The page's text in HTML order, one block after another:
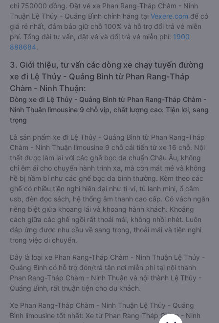
chỉ 750000 đồng. Đặt vé xe Phan Rang-Tháp Chàm - Ninh
Thuận Lệ Thủy - Quảng Bình chính hãng tại Vexere.com để có
giá rẻ nhất, đảm bảo giữ chỗ 100% và hỗ trợ đổi trả vé miễn
phí. Tổng đài tư vấn, đặt vé và đổi trả vé miễn phí: 1900
888684.
3. Giới thiệu, tư vấn các dòng xe chạy tuyến đường
xe đi Lệ Thủy - Quảng Bình từ Phan Rang-Tháp
Chàm - Ninh Thuận:
Dòng xe đi Lệ Thủy - Quảng Bình từ Phan Rang-Tháp Chàm -
Ninh Thuận limousine 9 chỗ vip, chất lượng cao: Tiện lợi, sang
trọng
Là sản phẩm xe đi Lệ Thủy - Quảng Bình từ Phan Rang-Tháp
Chàm - Ninh Thuận limousine 9 chỗ cải tiến từ xe 16 chỗ. Nội
thất được làm lại với các ghế bọc da chuẩn Châu Âu, không
chỉ êm ái cho chuyến hành trình xa, mà còn mát mẻ và không
hề bị hầm bí như các ghế bọc da bình thường. Kèm theo các
ghế có nhiều tiện nghi hiện đại như ti-vi, tủ lạnh mini, ổ cắm
usb, đèn đọc sách, hệ thống âm thanh cao cấp. Có vách ngăn
riêng biệt giữa khoang lái và khoang hành khách. Khoảng
cách giữa các ghế ngồi rất thoải mái, không nhồi nhét. Luôn
đáp ứng được nhu cầu về sang trọng, thoải mái và tiện nghi
trong việc di chuyển.
Đây là loại xe Phan Rang-Tháp Chàm - Ninh Thuận Lệ Thủy -
Quảng Bình có hỗ trợ đón/trả tận nơi miễn phí tại nội thành
Phan Rang-Tháp Chàm - Ninh Thuận và nội thành Lệ Thủy -
Quảng Bình, rất thuận tiện cho du khách.
Xe Phan Rang-Tháp Chàm - Ninh Thuận Lệ Thủy - Quảng
Bình limousine tốt nhất: Xe từ Phan Rang-Tháp Chàm - Ninh